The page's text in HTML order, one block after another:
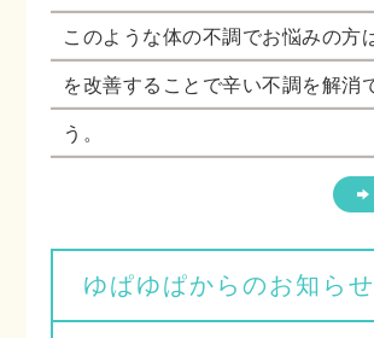
このような体の不調でお悩みの方
を改善することで辛い不調を解消
う。
ゆぱゆぱからのお知らせ